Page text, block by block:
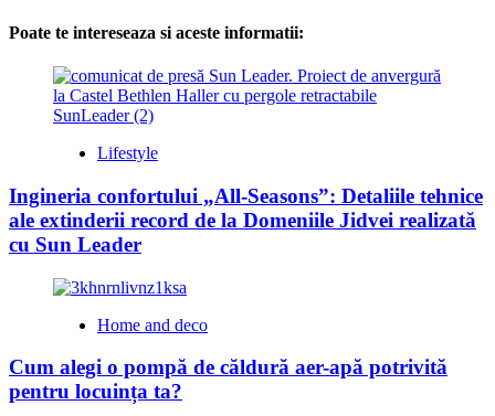
Poate te intereseaza si aceste informatii:
Lifestyle
Ingineria confortului „All-Seasons”: Detaliile tehnice
ale extinderii record de la Domeniile Jidvei realizată
cu Sun Leader
Home and deco
Cum alegi o pompă de căldură aer-apă potrivită
pentru locuința ta?